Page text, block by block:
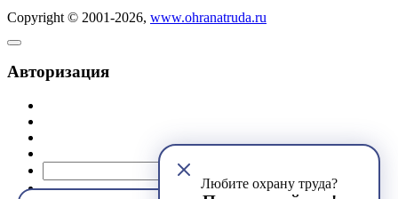
Любите охрану труда?
Copyright © 2001-2026, www.ohranatruda.ru
Авторизация